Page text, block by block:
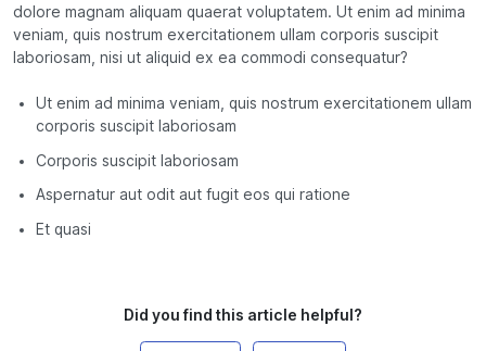
dolore magnam aliquam quaerat voluptatem. Ut enim ad minima
veniam, quis nostrum exercitationem ullam corporis suscipit
laboriosam, nisi ut aliquid ex ea commodi consequatur?
Ut enim ad minima veniam, quis nostrum exercitationem ullam
corporis suscipit laboriosam
Corporis suscipit laboriosam
Aspernatur aut odit aut fugit eos qui ratione
Et quasi
Did you find this article helpful?